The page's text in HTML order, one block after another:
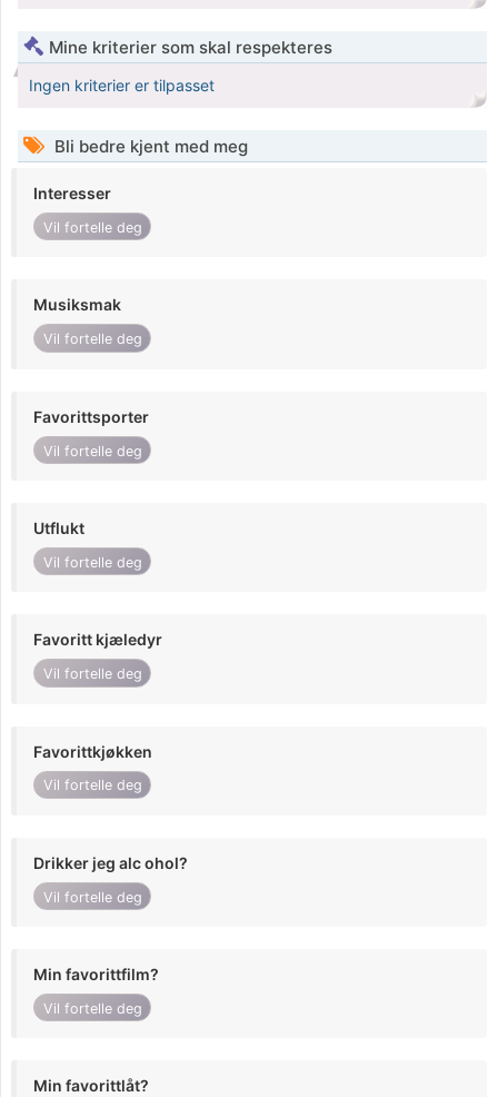
Mine kriterier som skal respekteres
Ingen kriterier er tilpasset
Bli bedre kjent med meg
Interesser
Vil fortelle deg
Musiksmak
Vil fortelle deg
Favorittsporter
Vil fortelle deg
Utflukt
Vil fortelle deg
Favoritt kjæledyr
Vil fortelle deg
Favorittkjøkken
Vil fortelle deg
Drikker jeg alc ohol?
Vil fortelle deg
Min favorittfilm?
Vil fortelle deg
Min favorittlåt?